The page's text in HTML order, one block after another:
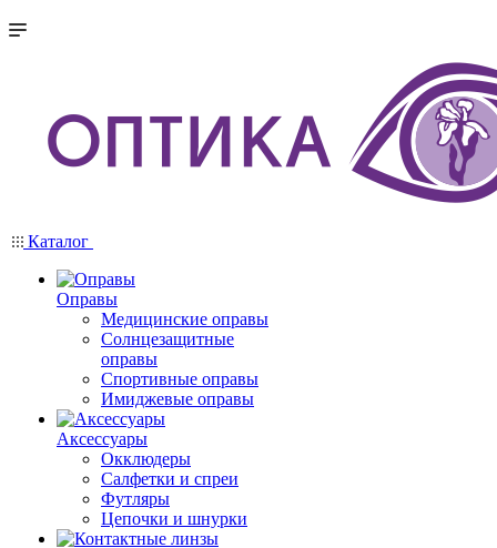
Каталог
Оправы
Медицинские оправы
Солнцезащитные
оправы
Спортивные оправы
Имиджевые оправы
Аксессуары
Окклюдеры
Салфетки и спреи
Футляры
Цепочки и шнурки